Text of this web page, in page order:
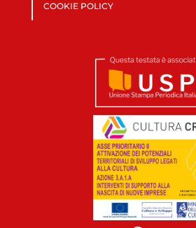
COOKIE POLICY